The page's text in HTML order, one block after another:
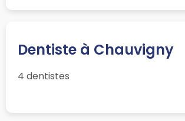
Dentiste à Chauvigny
4 dentistes